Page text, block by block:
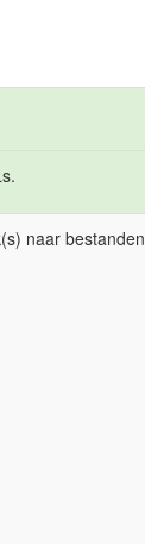
naar bestanden